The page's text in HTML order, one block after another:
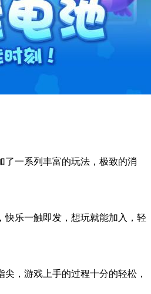
一系列丰富的玩法，极致的消
乐一触即发，想玩就能加入，轻
，游戏上手的过程十分的轻松，